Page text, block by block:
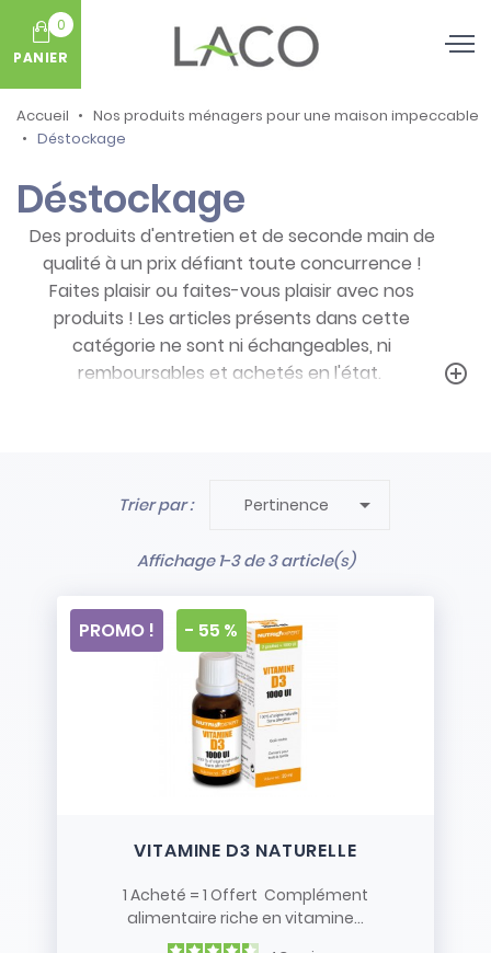
0
PANIER
Accueil
Nos produits ménagers pour une maison impeccable
Déstockage
Déstockage
Des produits d'entretien et de seconde main de
qualité à un prix défiant toute concurrence !
Faites plaisir ou faites-vous plaisir avec nos
produits ! Les articles présents dans cette
catégorie ne sont ni échangeables, ni
remboursables et achetés en l'état.
- Stock limité et non renouvelé
add_circle_outline
Trier par : Pertinence 
Affichage 1-3 de 3 article(s)
VITAMINE D3 NATURELLE
1 Acheté = 1 Offert Complément
alimentaire riche en vitamine...
PROMO ! - 55 %